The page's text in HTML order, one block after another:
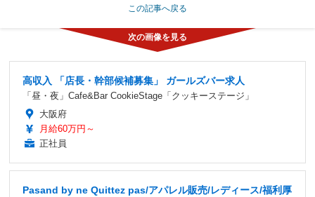
この記事へ戻る
高収入 「店長・幹部候補募集」 ガールズバー求人
「昼・夜」Cafe&Bar CookieStage「クッキーステージ」
大阪府
月給60万円～
正社員
Pasand by ne Quittez pas/アパレル販売/レディース/福利厚